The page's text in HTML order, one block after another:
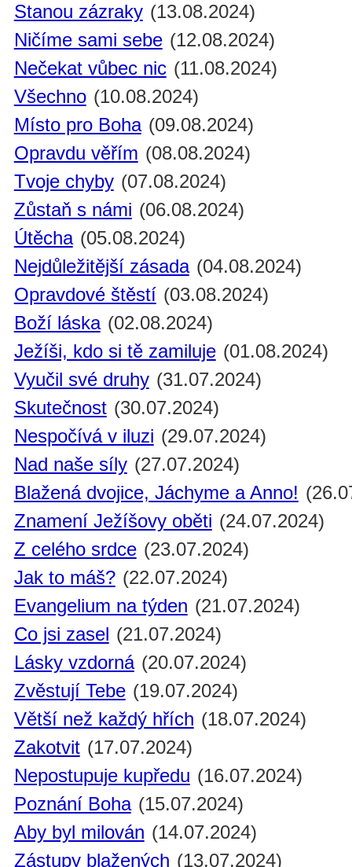
Stanou zázraky (13.08.2024)
Ničíme sami sebe (12.08.2024)
Nečekat vůbec nic (11.08.2024)
Všechno (10.08.2024)
Místo pro Boha (09.08.2024)
Opravdu věřím (08.08.2024)
Tvoje chyby (07.08.2024)
Zůstaň s námi (06.08.2024)
Útěcha (05.08.2024)
Nejdůležitější zásada (04.08.2024)
Opravdové štěstí (03.08.2024)
Boží láska (02.08.2024)
Ježíši, kdo si tě zamiluje (01.08.2024)
Vyučil své druhy (31.07.2024)
Skutečnost (30.07.2024)
Nespočívá v iluzi (29.07.2024)
Nad naše síly (27.07.2024)
Blažená dvojice, Jáchyme a Anno!
Znamení Ježíšovy oběti (24.07.2024)
Z celého srdce (23.07.2024)
Jak to máš? (22.07.2024)
Evangelium na týden (21.07.2024)
Co jsi zasel (21.07.2024)
Lásky vzdorná (20.07.2024)
Zvěstují Tebe (19.07.2024)
Větší než každý hřích (18.07.2024)
Zakotvit (17.07.2024)
Nepostupuje kupředu (16.07.2024)
Poznání Boha (15.07.2024)
Aby byl milován (14.07.2024)
Zástupy blažených (13.07.2024)